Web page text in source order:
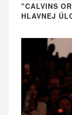
"CALVINS
HLAVNEJ